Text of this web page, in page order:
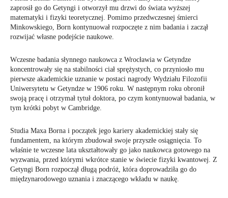
zaprosił go do Getyngi i otworzył mu drzwi do świata wyższej
matematyki i fizyki teoretycznej. Pomimo przedwczesnej śmierci
Minkowskiego, Born kontynuował rozpoczęte z nim badania i zaczął
rozwijać własne podejście naukowe.
Wczesne badania słynnego naukowca z Wrocławia w Getyndze
koncentrowały się na stabilności ciał sprężystych, co przyniosło mu
pierwsze akademickie uznanie w postaci nagrody Wydziału Filozofii
Uniwersytetu w Getyndze w 1906 roku. W następnym roku obronił
swoją pracę i otrzymał tytuł doktora, po czym kontynuował badania, w
tym krótki pobyt w Cambridge.
Studia Maxa Borna i początek jego kariery akademickiej stały się
fundamentem, na którym zbudował swoje przyszłe osiągnięcia. To
właśnie te wczesne lata ukształtowały go jako naukowca gotowego na
wyzwania, przed którymi wkrótce stanie w świecie fizyki kwantowej. Z
Getyngi Born rozpoczął długą podróż, która doprowadziła go do
międzynarodowego uznania i znaczącego wkładu w naukę.